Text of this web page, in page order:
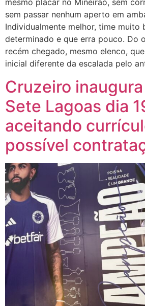
mesmo placar no Mineirão, sem
sem passar nenhum aperto em
Individualmente melhor, time muito
determinado e que erra pouco. Do
recém chegado, mesmo elenco,
inicial diferente da escalada pelo
Cruzeiro
Sete Lagoas dia
aceitando
possível